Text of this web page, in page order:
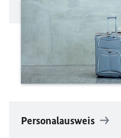
Personalausweis